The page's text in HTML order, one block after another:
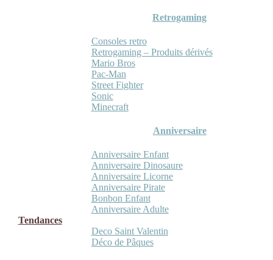
Retrogaming
Consoles retro
Retrogaming – Produits dérivés
Mario Bros
Pac-Man
Street Fighter
Sonic
Minecraft
Anniversaire
Anniversaire Enfant
Anniversaire Dinosaure
Anniversaire Licorne
Anniversaire Pirate
Bonbon Enfant
Anniversaire Adulte
Tendances
Deco Saint Valentin
Déco de Pâques